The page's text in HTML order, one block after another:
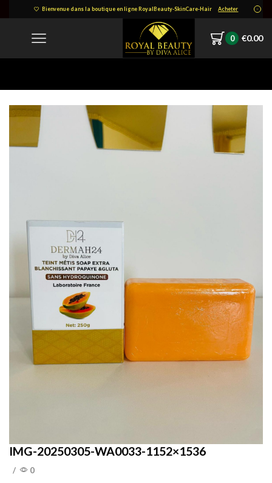
Bienvenue dans la boutique en ligne RoyalBeauty-SkinCare-Hair Acheter
0 €0.00
IMG-20250305-WA0033-1152×1536
/ 0